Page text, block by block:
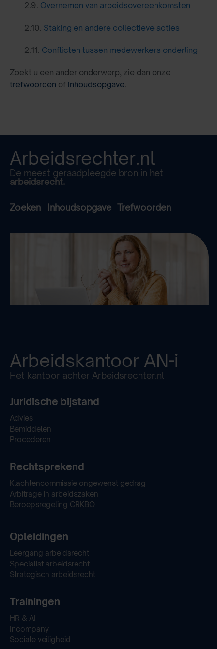
2.9. Overnemen van arbeidsovereenkomsten
2.10. Staking en andere collectieve acties
2.11. Conflicten tussen medewerkers onderling
Zoekt u een ander onderwerp, zie dan onze
trefwoorden of inhoudsopgave.
Arbeidsrechter.nl
De meest geraadpleegde bron in het
arbeidsrecht.
Zoeken Inhoudsopgave Trefwoorden
Arbeidskantoor AN-i
Het kantoor achter Arbeidsrechter.nl
Juridische bijstand
Advies
Bemiddelen
Procederen
Rechtsprekend
Klachtencommissie ongewenst gedrag
Arbitrage in arbeidszaken
Beroepsregeling CRKBO
Opleidingen
Leergang arbeidsrecht
Specialist arbeidsrecht
Strategisch arbeidsrecht
Trainingen
HR & AI
Incompany
Sociale veiligheid